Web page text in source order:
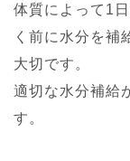
体質によって1
く前に水分を補
大切です。
適切な水分補給
す。